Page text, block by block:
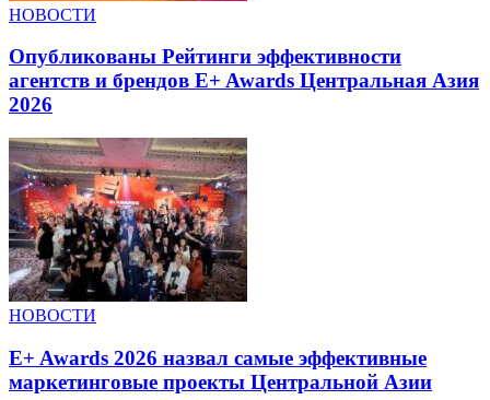
НОВОСТИ
Опубликованы Рейтинги эффективности
агентств и брендов E+ Awards Центральная Азия
2026
НОВОСТИ
E+ Awards 2026 назвал самые эффективные
маркетинговые проекты Центральной Азии